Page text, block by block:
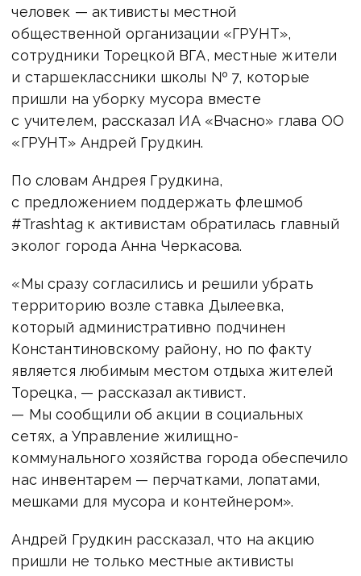
человек — активисты местной
общественной организации «ГРУНТ»,
сотрудники Торецкой ВГА, местные жители
и старшеклассники школы № 7, которые
пришли на уборку мусора вместе
с учителем, рассказал ИА «Вчасно» глава ОО
«ГРУНТ» Андрей Грудкин.
По словам Андрея Грудкина,
с предложением поддержать флешмоб
#Trashtag к активистам обратилась главный
эколог города Анна Черкасова.
«Мы сразу согласились и решили убрать
территорию возле ставка Дылеевка,
который административно подчинен
Константиновскому району, но по факту
является любимым местом отдыха жителей
Торецка, — рассказал активист.
— Мы сообщили об акции в социальных
сетях, а Управление жилищно-
коммунального хозяйства города обеспечило
нас инвентарем — перчатками, лопатами,
мешками для мусора и контейнером».
Андрей Грудкин рассказал, что на акцию
пришли не только местные активисты